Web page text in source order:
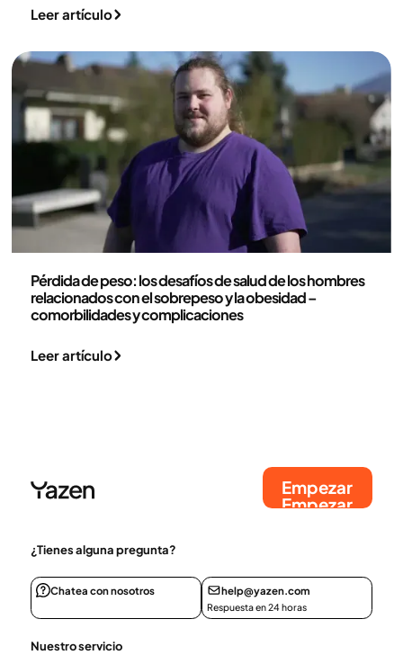
Leer artículo
Pérdida de peso: los desafíos de salud de los hombres
relacionados con el sobrepeso y la obesidad –
comorbilidades y complicaciones
Leer artículo
Empezar
Empezar
¿Tienes alguna pregunta?
Chatea con nosotros help@yazen.com
Respuesta en 24 horas
Nuestro servicio